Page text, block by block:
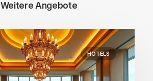
Weitere Angebote
HOTELS